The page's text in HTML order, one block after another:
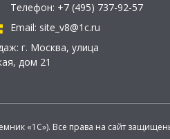
Телефон: +7 (495) 737-92-57
Email: site_v8@1c.ru
г. Москва, улица
дом 21
«1С»). Все права на сайт